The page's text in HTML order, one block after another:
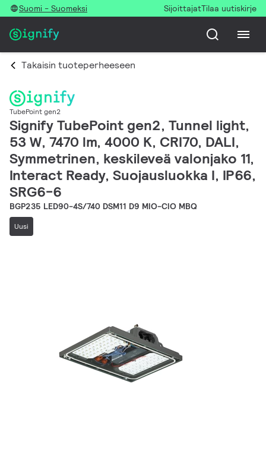
Suomi - Suomeksi SijoittajatTilaa uutiskirje
Takaisin tuoteperheeseen
TubePoint gen2
Signify TubePoint gen2, Tunnel light,
53 W, 7470 lm, 4000 K, CRI70, DALI,
Symmetrinen, keskileveä valonjako 11,
Interact Ready, Suojausluokka I, IP66,
SRG6-6
BGP235 LED90-4S/740 DSM11 D9 MIO-CIO MBQ
Uusi